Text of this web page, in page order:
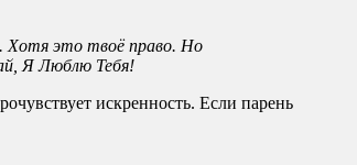
Хотя это твоё право. Но
Я Люблю Тебя!
искренность. Если парень